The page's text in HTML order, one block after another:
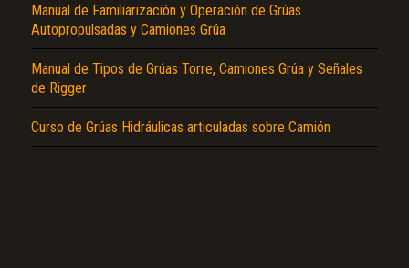
Manual de Familiarización y Operación de Grúas
Autopropulsadas y Camiones Grúa
Manual de Tipos de Grúas Torre, Camiones Grúa y Señales
de Rigger
Curso de Grúas Hidráulicas articuladas sobre Camión